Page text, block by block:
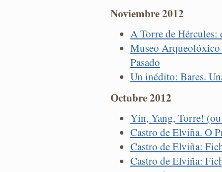
Noviembre 2012
A Torre de
Museo
Pasado
Un inédito: Bares.
Octubre 2012
Yin, Yang, Torre!
Castro de Elviña. O
Castro de Elviña:
Castro de Elviña: